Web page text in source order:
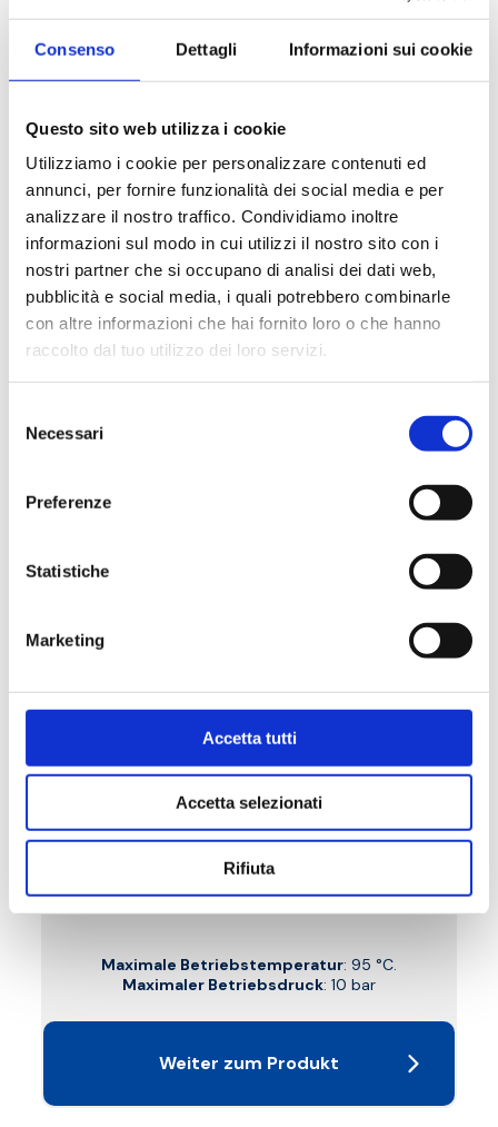
Consenso Dettagli Informazioni sui cookie
Questo sito web utilizza i cookie
Utilizziamo i cookie per personalizzare contenuti ed
annunci, per fornire funzionalità dei social media e per
analizzare il nostro traffico. Condividiamo inoltre
informazioni sul modo in cui utilizzi il nostro sito con i
nostri partner che si occupano di analisi dei dati web,
pubblicità e social media, i quali potrebbero combinarle
con altre informazioni che hai fornito loro o che hanno
raccolto dal tuo utilizzo dei loro servizi.
delNecessari
Preferenze
Statistiche
Marketing
Accetta tutti
Accetta selezionati
Rifiuta
B6X
Thermostatisches Ventil Durchgangsform,
Anschluss aus Kupfer, Kunststoff und
Mehrschichtmaterial, mit Baustellendeckel,
Kopfanschluss M30x1,5
Maximale Betriebstemperatur: 95 °C.
Maximaler Betriebsdruck: 10 bar
B6P
Rücklaufverschraubung Durchgangsform,
Anschluss aus Kupfer, Kunststoff und
Mehrschichtmaterial
Maximale Betriebstemperatur: 95 °C.
Maximaler Betriebsdruck: 10 bar
Weiter zum Produkt